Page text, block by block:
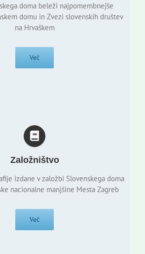
doma beleži najpomembnejše
domu in Zvezi slovenskih društev
na Hrvaškem
Več
Založništvo
izdane v založbi Slovenskega doma
nacionalne manjšine Mesta Zagreb
Več